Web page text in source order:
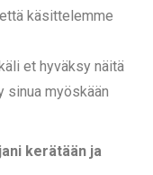
käsittelemme
et hyväksy näitä
sinua myöskään
kerätään ja